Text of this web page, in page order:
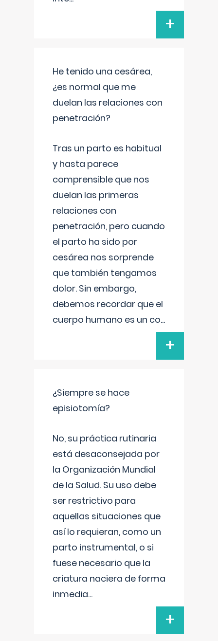
+
He tenido una cesárea,
¿es normal que me
duelan las relaciones con
penetración?
Tras un parto es habitual
y hasta parece
comprensible que nos
duelan las primeras
relaciones con
penetración, pero cuando
el parto ha sido por
cesárea nos sorprende
que también tengamos
dolor. Sin embargo,
debemos recordar que el
cuerpo humano es un co...
+
¿Siempre se hace
episiotomía?
No, su práctica rutinaria
está desaconsejada por
la Organización Mundial
de la Salud. Su uso debe
ser restrictivo para
aquellas situaciones que
así lo requieran, como un
parto instrumental, o si
fuese necesario que la
criatura naciera de forma
inmedia...
+